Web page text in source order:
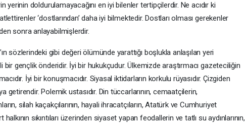
yerinin doldurulamayacağını en iyi bilenler tertipçilerdir. Ne acıdır ki
‘dostlarından’ daha iyi bilmektedir. Dostları olması gerekenler
sonra anlayabilmişlerdir.
sözlerindeki gibi değeri ölümünde yarattığı boşlukla anlaşılan yeri
bir gençlik önderidir. İyi bir hukukçudur. Ülkemizde araştırmacı gazeteciliğin
İyi bir konuşmacıdır. Siyasal iktidarların korkulu rüyasıdır. Çizgiden
Polemik ustasıdır. Din tüccarlarının, cemaatçilerin,
silah kaçakçılarının, hayali ihracatçıların, Atatürk ve Cumhuriyet
sıkıntıları üzerinden siyaset yapan feodallerin ve tatlı su aydınlarının,